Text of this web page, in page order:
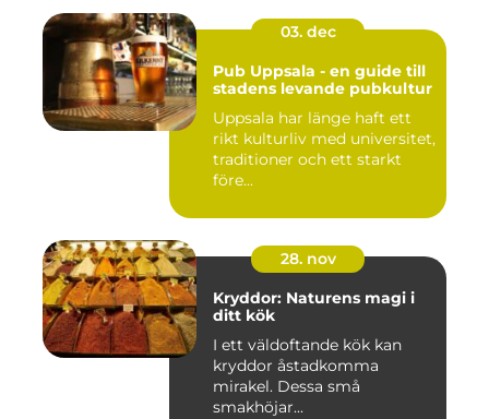
03. dec
Pub Uppsala - en guide till
stadens levande pubkultur
Uppsala har länge haft ett
rikt kulturliv med universitet,
traditioner och ett starkt
före...
28. nov
Kryddor: Naturens magi i
ditt kök
I ett väldoftande kök kan
kryddor åstadkomma
mirakel. Dessa små
smakhöjar...